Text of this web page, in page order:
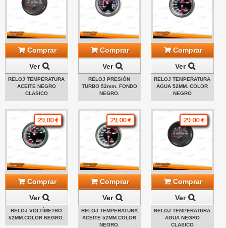
Comprar
Ver
RELOJ TEMPERATURA
ACEITE NEGRO
CLASICO
Comprar
Ver
RELOJ PRESIÓN
TURBO 52mm. FONDO
NEGRO.
Comprar
Ver
RELOJ TEMPERATURA
AGUA 52MM. COLOR
NEGRO
29,00 €
Comprar
Ver
RELOJ VOLTÍMETRO
52MM.COLOR NEGRO.
29,00 €
Comprar
Ver
RELOJ TEMPERATURA
ACEITE 52MM.COLOR
NEGRO.
29,00 €
Comprar
Ver
RELOJ TEMPERATURA
AGUA NEGRO
CLASICO